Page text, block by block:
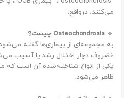
می‌کنند. درواقع:
🔹Osteochondrosis چیست؟
به مجموعه‌ای از بیماری‌ها گفته
غضروف دچار اختلال رشد یا آسیب
یکی از انواع شناخته‌شده آن است که
ظاهر می‌شود.